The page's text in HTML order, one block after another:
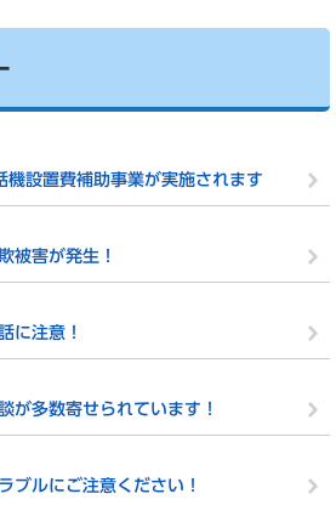
機設置費補助事業が実施されます
被害が発生！
に注意！
が多数寄せられています！
ブルにご注意ください！